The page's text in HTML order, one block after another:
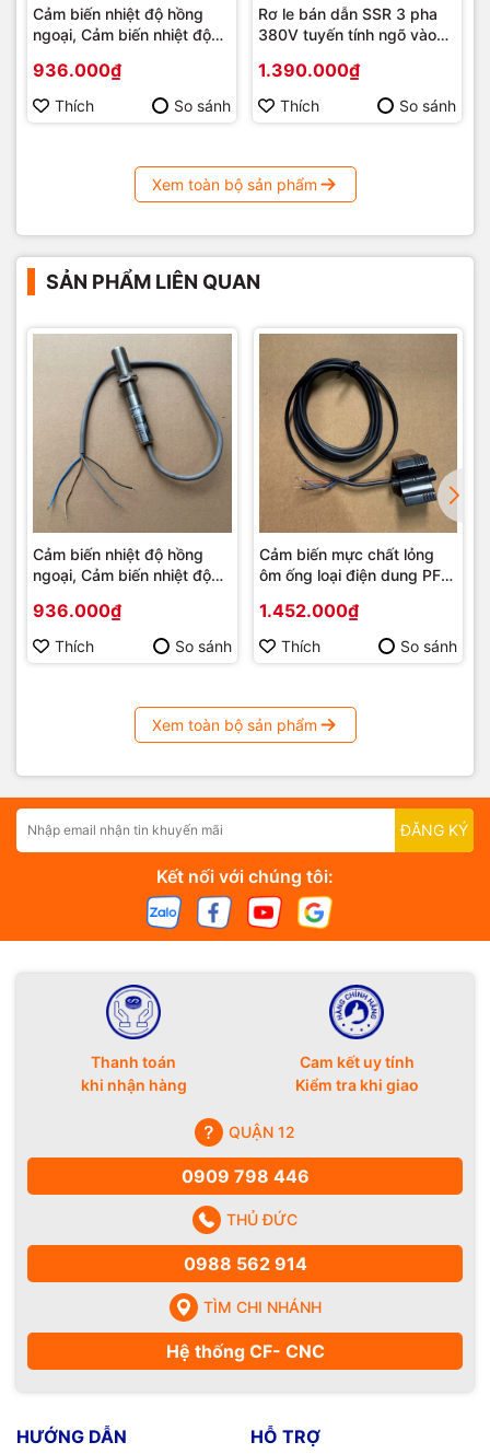
Cảm biến nhiệt độ hồng
ngoại, Cảm biến nhiệt độ
4-20mA, 1-5Vdc, 2-10Vdc
936.000₫
Thích So sánh
Rơ le bán dẫn SSR 3 pha
380V tuyến tính ngõ vào
1.390.000₫
Thích So sánh
Xem toàn bộ sản phẩm
SẢN PHẨM LIÊN QUAN
Cảm biến nhiệt độ hồng
ngoại, Cảm biến nhiệt độ
4-20mA, 1-5Vdc, 2-10Vdc
936.000₫
Thích So sánh
Cảm biến mực chất lỏng
ôm ống loại điện dung PF-
1.452.000₫
Thích So sánh
Xem toàn bộ sản phẩm
ĐĂNG KÝ
Kết nối với chúng tôi:
Thanh toán
khi nhận hàng
Cam kết uy tính
Kiểm tra khi giao
QUẬN 12
0909 798 446
THỦ ĐỨC
0988 562 914
TÌM CHI NHÁNH
Hệ thống CF- CNC
HƯỚNG DẪN HỖ TRỢ